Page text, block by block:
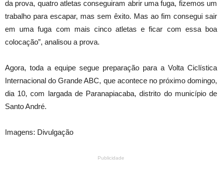
da prova, quatro atletas conseguiram abrir uma fuga, fizemos um
trabalho para escapar, mas sem êxito. Mas ao fim consegui sair
em uma fuga com mais cinco atletas e ficar com essa boa
colocação”, analisou a prova.
Agora, toda a equipe segue preparação para a Volta Ciclística
Internacional do Grande ABC, que acontece no próximo domingo,
dia 10, com largada de Paranapiacaba, distrito do município de
Santo André.
Imagens: Divulgação
Publicidade